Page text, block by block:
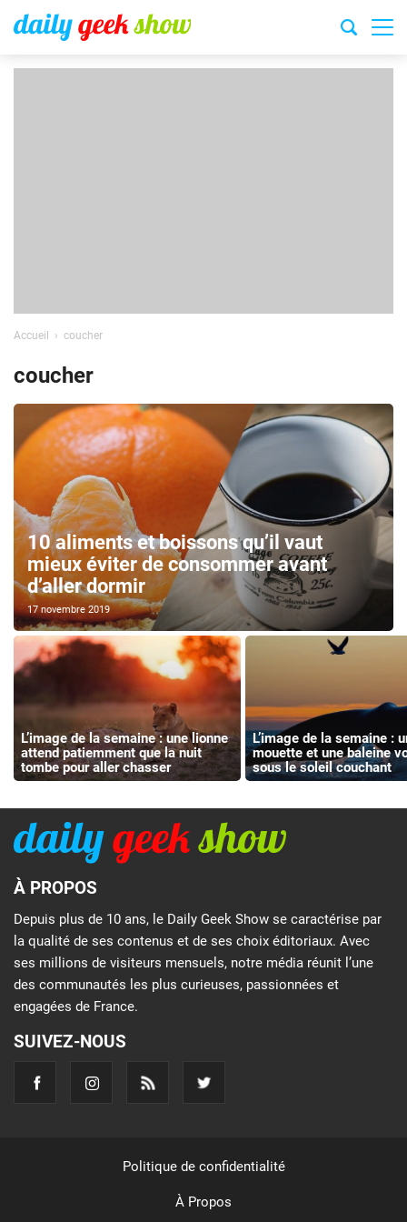
Accueil coucher
coucher
10 aliments et boissons qu’il vaut
mieux éviter de consommer avant
d’aller dormir
17 novembre 2019
L’image de la semaine : une lionne
attend patiemment que la nuit
tombe pour aller chasser
L’image de la semaine :
mouette et une baleine
sous le soleil couchant
À PROPOS
Depuis plus de 10 ans, le Daily Geek Show se caractérise par
la qualité de ses contenus et de ses choix éditoriaux. Avec
ses millions de visiteurs mensuels, notre média réunit l’une
des communautés les plus curieuses, passionnées et
engagées de France.
SUIVEZ-NOUS
Politique de confidentialité
À Propos